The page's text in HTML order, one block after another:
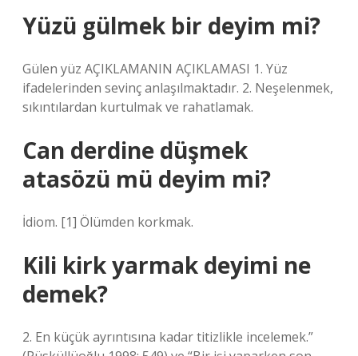
Yüzü gülmek bir deyim mi?
Gülen yüz AÇIKLAMANIN AÇIKLAMASI 1. Yüz
ifadelerinden sevinç anlaşılmaktadır. 2. Neşelenmek,
sıkıntılardan kurtulmak ve rahatlamak.
Can derdine düşmek
atasözü mü deyim mi?
İdiom. [1] Ölümden korkmak.
Kili kirk yarmak deyimi ne
demek?
2. En küçük ayrıntısına kadar titizlikle incelemek.”